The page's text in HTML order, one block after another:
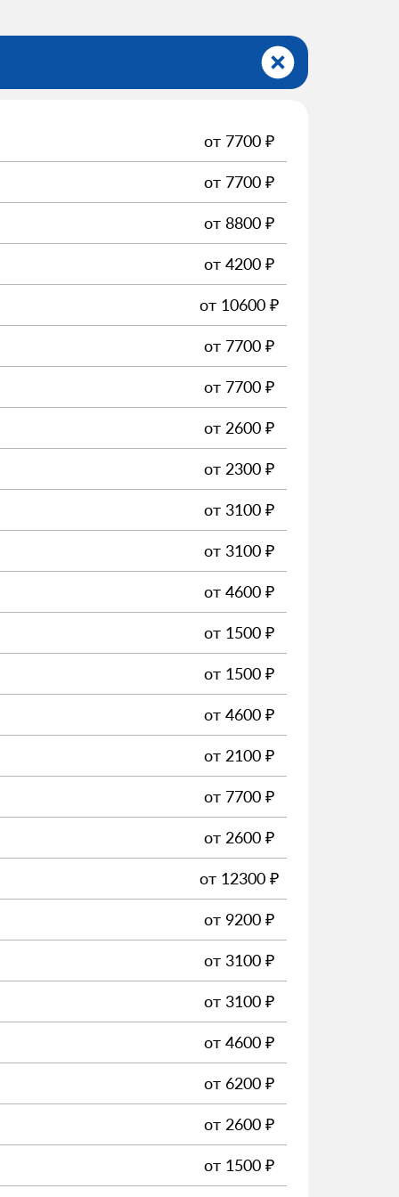
от 7700 ₽
от 7700 ₽
от 8800 ₽
от 4200 ₽
от 10600 ₽
от 7700 ₽
от 7700 ₽
от 2600 ₽
от 2300 ₽
от 3100 ₽
от 3100 ₽
от 4600 ₽
от 1500 ₽
от 1500 ₽
от 4600 ₽
от 2100 ₽
от 7700 ₽
от 2600 ₽
от 12300 ₽
от 9200 ₽
от 3100 ₽
от 3100 ₽
от 4600 ₽
от 6200 ₽
от 2600 ₽
от 1500 ₽